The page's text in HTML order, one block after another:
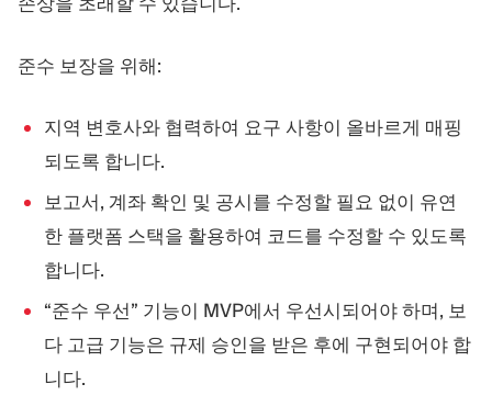
준수 보장을 위해:
지역 변호사와 협력하여 요구 사항이 올바르게 매핑
되도록 합니다.
보고서, 계좌 확인 및 공시를 수정할 필요 없이 유연
한 플랫폼 스택을 활용하여 코드를 수정할 수 있도록
합니다.
“준수 우선” 기능이 MVP에서 우선시되어야 하며, 보
다 고급 기능은 규제 승인을 받은 후에 구현되어야 합
니다.